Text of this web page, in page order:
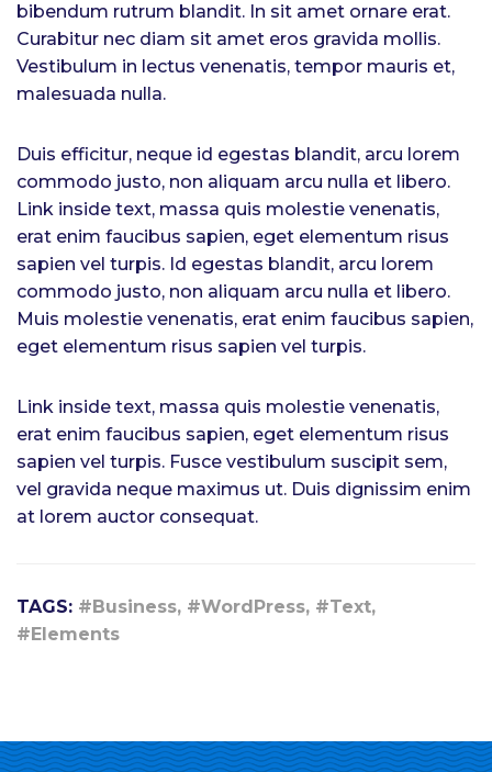
bibendum rutrum blandit. In sit amet ornare erat.
Curabitur nec diam sit amet eros gravida mollis.
Vestibulum in lectus venenatis, tempor mauris et,
malesuada nulla.
Duis efficitur, neque id egestas blandit, arcu lorem
commodo justo, non aliquam arcu nulla et libero.
Link inside text, massa quis molestie venenatis,
erat enim faucibus sapien, eget elementum risus
sapien vel turpis. Id egestas blandit, arcu lorem
commodo justo, non aliquam arcu nulla et libero.
Muis molestie venenatis, erat enim faucibus sapien,
eget elementum risus sapien vel turpis.
Link inside text, massa quis molestie venenatis,
erat enim faucibus sapien, eget elementum risus
sapien vel turpis. Fusce vestibulum suscipit sem,
vel gravida neque maximus ut. Duis dignissim enim
at lorem auctor consequat.
TAGS: #Business, #WordPress, #Text,
#Elements